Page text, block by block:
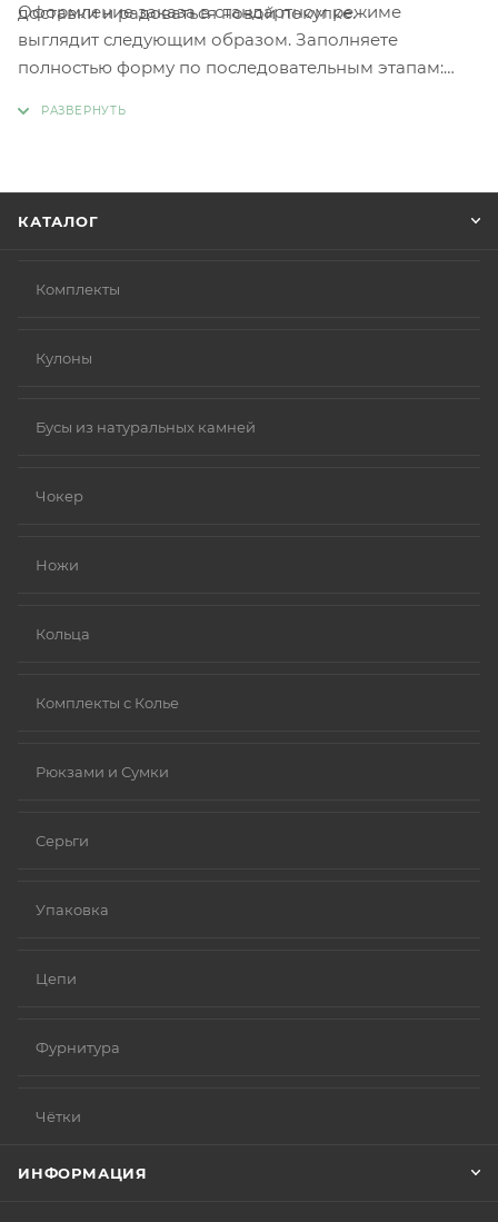
доставки и радоваться новой покупке.
Оформление заказа в стандартном режиме
выглядит следующим образом. Заполняете
полностью форму по последовательным этапам:
КАТАЛОГ
Комплекты
Кулоны
Бусы из натуральных камней
Чокер
Ножи
Кольца
Комплекты с Колье
Рюкзами и Сумки
Серьги
Упаковка
Цепи
Фурнитура
Чётки
ИНФОРМАЦИЯ